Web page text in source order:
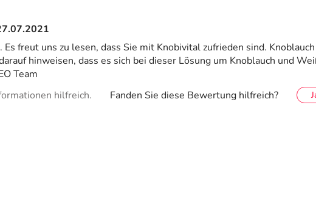
freut uns zu lesen, dass Sie mit Knobivital zufrieden sind.
hinweisen, dass es sich bei dieser Lösung um Knoblauch und
Team
hilfreich.
Fanden Sie diese Bewertung hilfreich?